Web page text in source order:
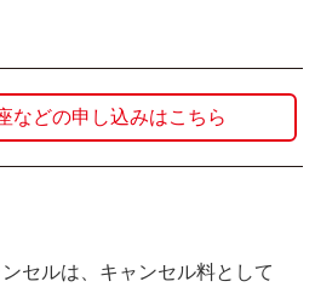
などの申し込みはこちら
セルは、キャンセル料として